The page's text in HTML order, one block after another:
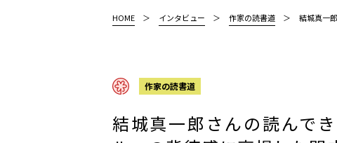
HOME インタビュー 作家の読書道 結城真一
作家の読書道
結城真一郎さんの読んで